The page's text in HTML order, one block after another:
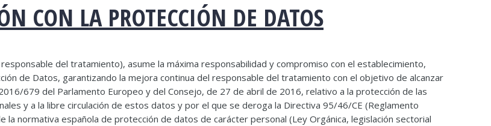
CON LA PROTECCIÓN DE DATOS
responsable del tratamiento), asume la máxima responsabilidad y compromiso con el establecimiento,
de Datos, garantizando la mejora continua del responsable del tratamiento con el objetivo de alcanzar
679 del Parlamento Europeo y del Consejo, de 27 de abril de 2016, relativo a la protección de las
y a la libre circulación de estos datos y por el que se deroga la Directiva 95/46/CE (Reglamento
normativa española de protección de datos de carácter personal (Ley Orgánica, legislación sectorial